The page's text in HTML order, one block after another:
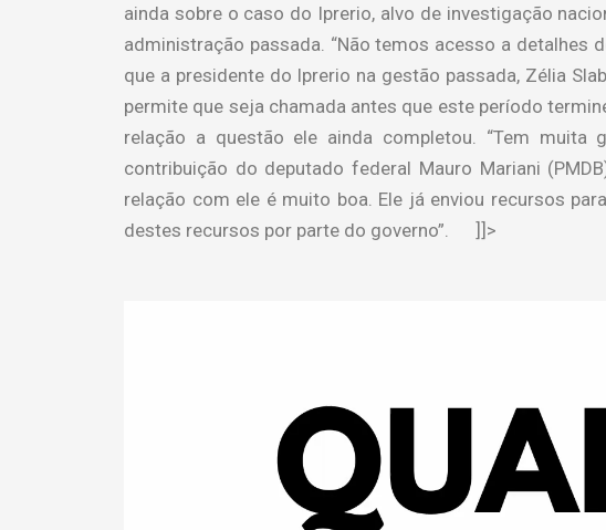
ainda sobre o caso do Iprerio, alvo de investigação
administração passada. “Não temos acesso a detalhes
que a presidente do Iprerio na gestão passada, Zélia
permite que seja chamada antes que este período
relação a questão ele ainda completou. “Tem muita
contribuição do deputado federal Mauro Mariani
relação com ele é muito boa. Ele já enviou recursos
destes recursos por parte do governo”. ]]>